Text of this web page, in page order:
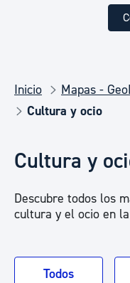
Inicio Mapas -
Cultura y ocio
Cultura y
Descubre todos los
cultura y el ocio en
Todos